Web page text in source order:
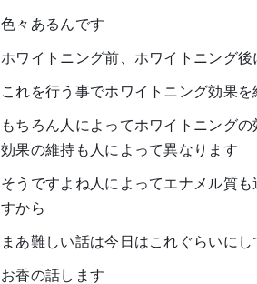
色々あるんです
ホワイトニング前、ホワイトニング
これを行う事でホワイトニング効果
もちろん人によってホワイトニング
効果の維持も人によって異なります
そうですよね人によってエナメル質
すから
まあ難しい話は今日はこれぐらいにし
お香の話します